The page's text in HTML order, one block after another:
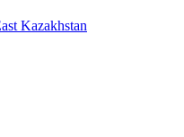
Kazakhstan